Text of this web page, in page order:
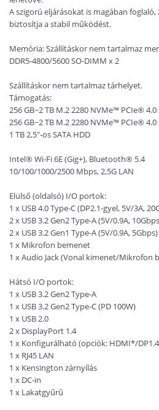
A szigorú eljárásokat is magában
biztosítja a stabil működést.
Memória: Szállításkor nem tartalmaz
DDR5-4800/5600 SO-DIMM x 2
Szállításkor nem tartalmaz tárhelyet.
Támogatás:
256 GB~2 TB M.2 2280 NVMe™ PCIe® 4.0
256 GB~2 TB M.2 2280 NVMe™ PCIe® 4.0
1 TB 2,5"-os SATA HDD
Intel® Wi-Fi 6E (Gig+), Bluetooth® 5.4
10/100/1000/2500 Mbps, 2,5G LAN
Elülső (oldalsó) I/O portok:
1 x USB 4.0 Type-C (DP2.1-gyel, 5V/3A,
2 x USB 3.2 Gen2 Type-A (5V/0.9A,
2 x USB 3.2 Gen1 Type-A (5V/0.9A, 5Gbps)
1 x Mikrofon bemenet
1 x Audio Jack (Vonal kimenet/Mikrofon
Hátsó I/O portok:
1 x USB 3.2 Gen2 Type-A
1 x USB 3.2 Gen2 Type-C (PD 100W)
1 x USB 2.0
2 x DisplayPort 1.4
1 x Konfigurálható (opciók: HDMI*/
1 x RJ45 LAN
1 x Kensington zárnyílás
1 x DC-in
1 x Lakatgyűrű